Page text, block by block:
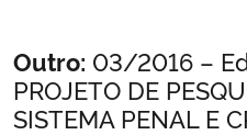
Ministério da Agricultura, Pecuária e
Início do conteúdo
Outro: 03/2016 –
PROJETO DE
SISTEMA PENAL E